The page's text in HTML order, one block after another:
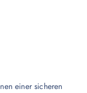
einer sicheren